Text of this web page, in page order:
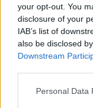
your opt-out. You
disclosure of your
IAB’s list of
also be disclosed
Downstream
Personal Data
Lamictal
09/12/2025 |
lamotrigine
Trouble bipolaire /
Efficacité